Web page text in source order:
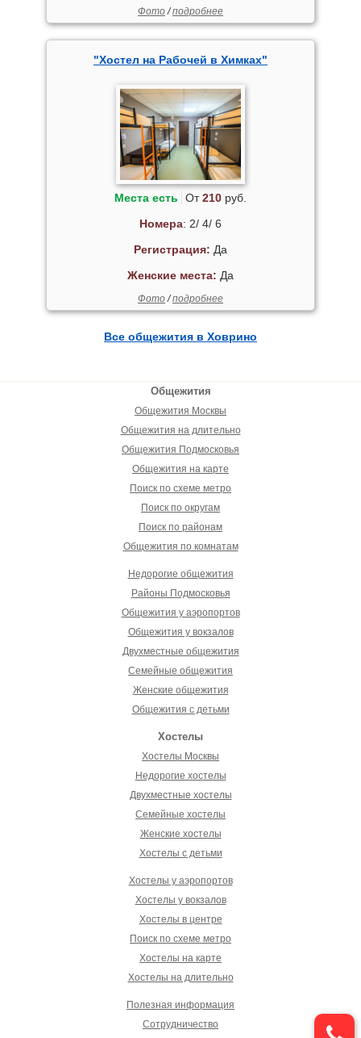
Фото/подробнее
"Хостел на Рабочей в Химках"
Места есть От210руб.
Номера: 2/ 4/ 6
Регистрация: Да
Женские места: Да
Фото/подробнее
Все общежития в Ховрино
Общежития
Общежития Москвы
Общежития на длительно
Общежития Подмосковья
Общежития на карте
Поиск по схеме метро
Поиск по округам
Поиск по районам
Общежития по комнатам
Недорогие общежития
Районы Подмосковья
Общежития у аэропортов
Общежития у вокзалов
Двухместные общежития
Семейные общежития
Женские общежития
Общежития с детьми
Хостелы
Хостелы Москвы
Недорогие хостелы
Двухместные хостелы
Семейные хостелы
Женские хостелы
Хостелы с детьми
Хостелы у аэропортов
Хостелы у вокзалов
Хостелы в центре
Поиск по схеме метро
Хостелы на карте
Хостелы на длительно
Полезная информация
Сотрудничество